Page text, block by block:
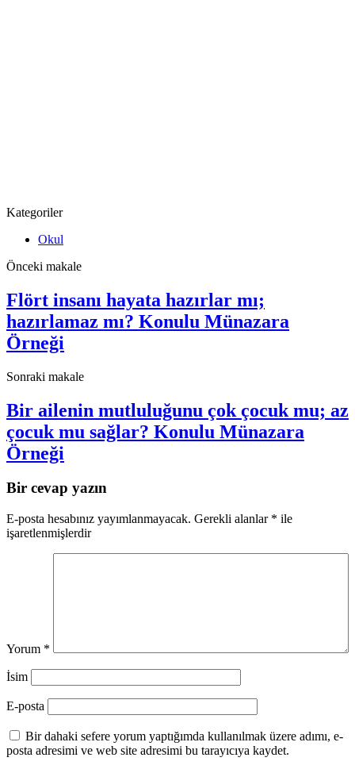
Kategoriler
Okul
Önceki makale
Flört insanı hayata hazırlar mı;
hazırlamaz mı? Konulu Münazara
Örneği
Sonraki makale
Bir ailenin mutluluğunu çok çocuk mu; az
çocuk mu sağlar? Konulu Münazara
Örneği
Bir cevap yazın
E-posta hesabınız yayımlanmayacak. Gerekli alanlar * ile
işaretlenmişlerdir
Yorum *
İsim
E-posta
Bir dahaki sefere yorum yaptığımda kullanılmak üzere adımı, e-
posta adresimi ve web site adresimi bu tarayıcıya kaydet.